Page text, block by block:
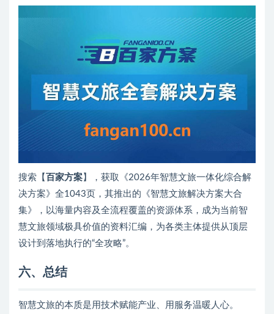
搜索【 百家方案 】，获取《2026年智慧文旅一体化综合解
决方案》全1043页，其推出的《智慧文旅解决方案大合
集》，以海量内容及全流程覆盖的资源体系，成为当前智
慧文旅领域极具价值的资料汇编，为各类主体提供从顶层
设计到落地执行的“全攻略”。
六、总结
智慧文旅的本质是用技术赋能产业、用服务温暖人心。